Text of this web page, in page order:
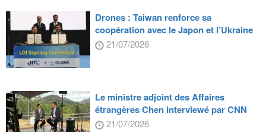
Drones : Taiwan renforce sa
coopération avec le Japon et l’Ukraine
21/07/2026
Le ministre adjoint des Affaires
étrangères Chen interviewé par CNN
21/07/2026